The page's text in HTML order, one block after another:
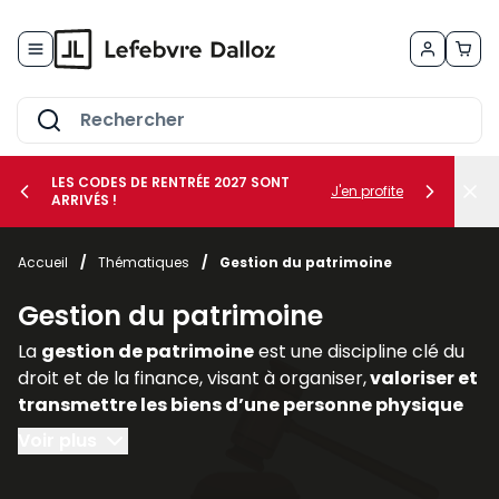
le sous-menu Vos métiers
le sous-menu Vos besoins
LES CODES DE RENTRÉE 2027 SONT
ARRIVÉS !
J'en profite
Accueil / Thématiques / Gestion du patrimoine
Gestion du patrimoine
La gestion de patrimoineest une discipline clé du
droit et de la finance, visant à organiser,valoriser et
transmettre les biens d’une personne physique
ou morale. Elle englobe des
fiscales, financières et immobilières,